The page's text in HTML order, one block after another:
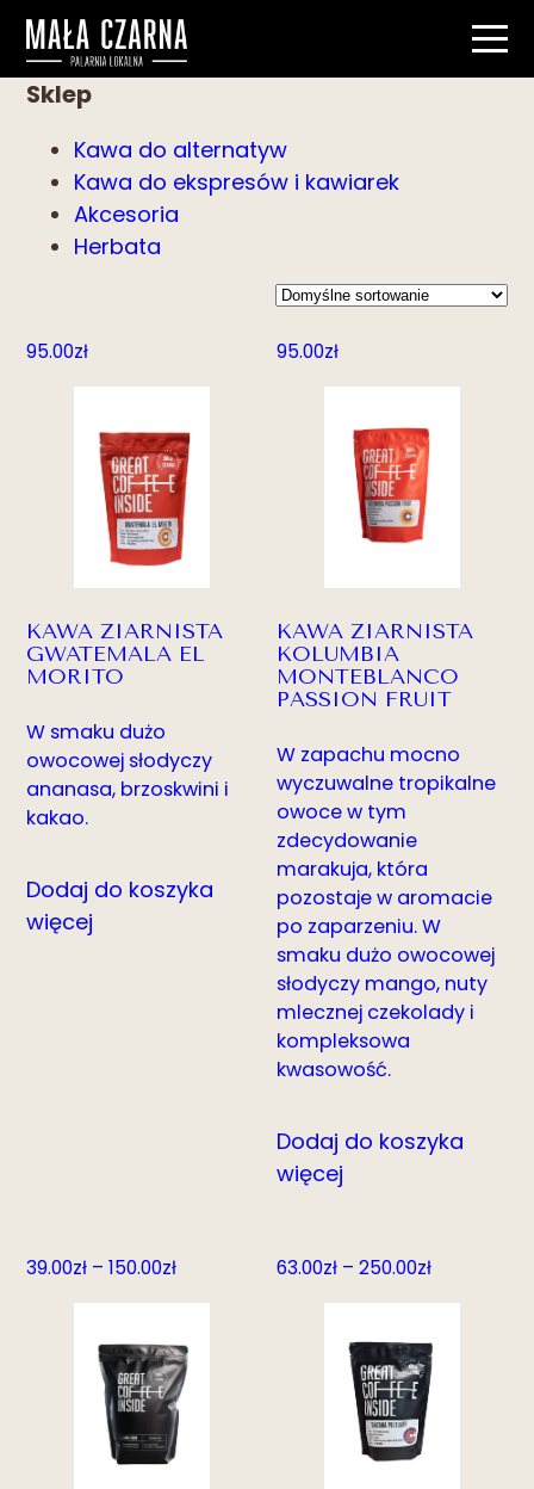
Sklep
Kawa do alternatyw
Kawa do ekspresów i kawiarek
Akcesoria
Herbata
95.00zł
KAWA ZIARNISTA
GWATEMALA EL
MORITO
W smaku dużo
owocowej słodyczy
ananasa, brzoskwini i
kakao.
Dodaj do koszyka
więcej
95.00zł
KAWA ZIARNISTA
KOLUMBIA
MONTEBLANCO
PASSION FRUIT
W zapachu mocno
wyczuwalne tropikalne
owoce w tym
zdecydowanie
marakuja, która
pozostaje w aromacie
po zaparzeniu. W
smaku dużo owocowej
słodyczy mango, nuty
mlecznej czekolady i
kompleksowa
kwasowość.
Dodaj do koszyka
więcej
39.00zł – 150.00złZakres
39.00zł
do
150.00zł
63.00zł – 250.00złZakres
63.00zł
do